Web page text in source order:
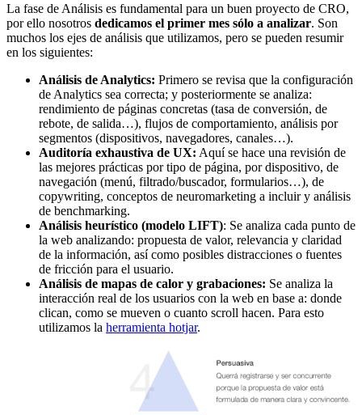
La fase de Análisis es fundamental para un buen proyecto de CRO,
por ello nosotros dedicamos el primer mes sólo a analizar. Son
muchos los ejes de análisis que utilizamos, pero se pueden resumir
en los siguientes:
Análisis de Analytics: Primero se revisa que la configuración
de Analytics sea correcta; y posteriormente se analiza:
rendimiento de páginas concretas (tasa de conversión, de
rebote, de salida…), flujos de comportamiento, análisis por
segmentos (dispositivos, navegadores, canales…).
Auditoría exhaustiva de UX: Aquí se hace una revisión de
las mejores prácticas por tipo de página, por dispositivo, de
navegación (menú, filtrado/buscador, formularios…), de
copywriting, conceptos de neuromarketing a incluir y análisis
de benchmarking.
Análisis heurístico (modelo LIFT): Se analiza cada punto de
la web analizando: propuesta de valor, relevancia y claridad
de la información, así como posibles distracciones o fuentes
de fricción para el usuario.
Análisis de mapas de calor y grabaciones: Se analiza la
interacción real de los usuarios con la web en base a: donde
clican, como se mueven o cuanto scroll hacen. Para esto
utilizamos la herramienta hotjar.